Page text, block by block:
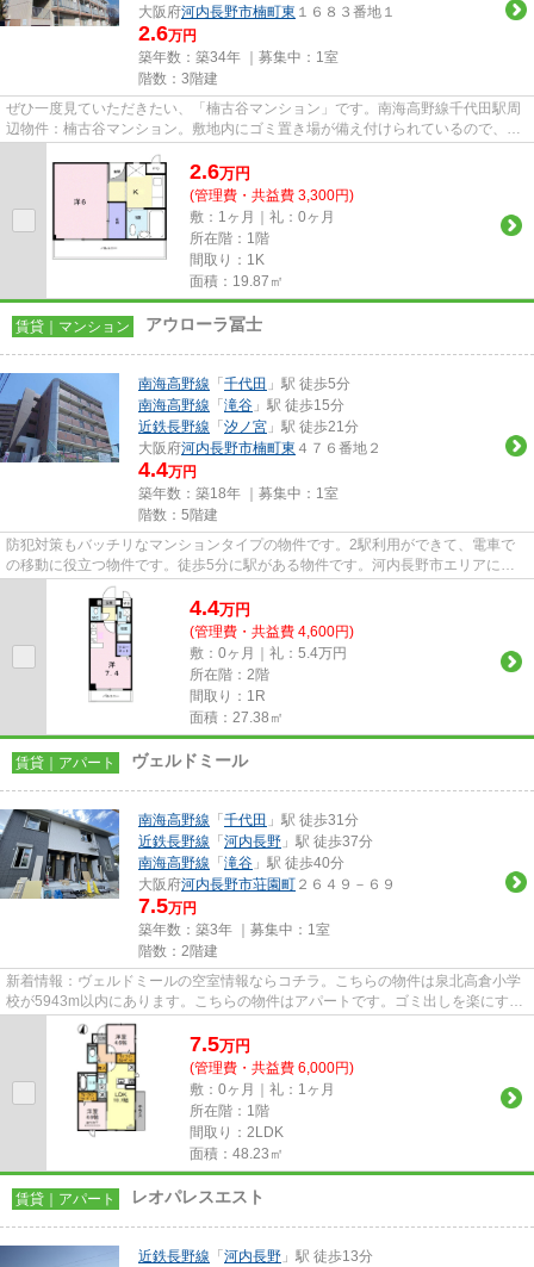
大阪府河内長野市楠町東 １６８３番地１
2.6万円
築年数：築34年 ｜募集中： 1室
階数：3階建
ぜひ一度見ていただきたい、「楠古谷マンション」です。南海高野線千代田駅周
辺物件：楠古谷マンション。敷地内にゴミ置き場が備え付けられているので、遠
2.6万円
(管理費・共益費 3,300円)
敷：1ヶ月｜礼：0ヶ月
所在階：1階
間取り：1K
面積：19.87㎡
賃貸｜マンション アウローラ冨士
南海高野線 「 千代田 」駅 徒歩5分
南海高野線 「 滝谷 」駅 徒歩15分
近鉄長野線 「 汐ノ宮 」駅 徒歩21分
大阪府河内長野市楠町東 ４７６番地２
4.4万円
築年数：築18年 ｜募集中： 1室
階数：5階建
防犯対策もバッチリなマンションタイプの物件です。2駅利用ができて、電車で
の移動に役立つ物件です。徒歩5分に駅がある物件です。河内長野市エリアにあ
る賃貸情報のことなら、地域に...
4.4万円
(管理費・共益費 4,600円)
敷：0ヶ月｜礼：5.4万円
所在階：2階
間取り：1R
面積：27.38㎡
賃貸｜アパート ヴェルドミール
南海高野線 「 千代田 」駅 徒歩31分
近鉄長野線 「 河内長野 」駅 徒歩37分
南海高野線 「 滝谷 」駅 徒歩40分
大阪府河内長野市荘園町 ２６４９－６９
7.5万円
築年数：築3年 ｜募集中： 1室
階数：2階建
新着情報：ヴェルドミールの空室情報ならコチラ。こちらの物件は泉北高倉小学
校が5943m以内にあります。こちらの物件はアパートです。ゴミ出しを楽にする
ために、遠くまで行かずに済む...
7.5万円
(管理費・共益費 6,000円)
敷：0ヶ月｜礼：1ヶ月
所在階：1階
間取り：2LDK
面積：48.23㎡
賃貸｜アパート レオパレスエスト
近鉄長野線 「 河内長野 」駅 徒歩13分